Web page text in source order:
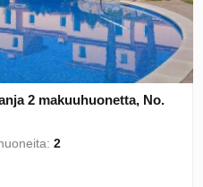
2 makuuhuonetta, No.
2